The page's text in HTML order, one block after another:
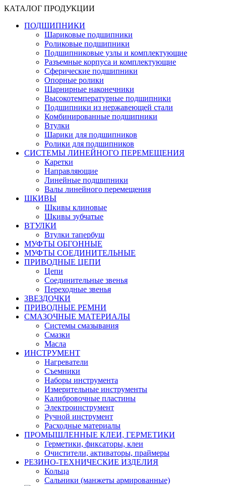
КАТАЛОГ ПРОДУКЦИИ
ПОДШИПНИКИ
Шариковые подшипники
Роликовые подшипники
Подшипниковые узлы и комплектующие
Разъемные корпуса и комплектующие
Сферические подшипники
Опорные ролики
Шарнирные наконечники
Высокотемпературные подшипники
Подшипники из нержавеющей стали
Комбинированные подшипники
Втулки
Шарики для подшипников
Ролики для подшипников
СИСТЕМЫ ЛИНЕЙНОГО ПЕРЕМЕЩЕНИЯ
Каретки
Направляющие
Линейные подшипники
Валы линейного перемещения
ШКИВЫ
Шкивы клиновые
Шкивы зубчатые
ВТУЛКИ
Втулки тапербуш
МУФТЫ ОБГОННЫЕ
МУФТЫ СОЕДИНИТЕЛЬНЫЕ
ПРИВОДНЫЕ ЦЕПИ
Цепи
Соединительные звенья
Переходные звенья
ЗВЕЗДОЧКИ
ПРИВОДНЫЕ РЕМНИ
СМАЗОЧНЫЕ МАТЕРИАЛЫ
Системы смазывания
Смазки
Масла
ИНСТРУМЕНТ
Нагреватели
Съемники
Наборы инструмента
Измерительные инструменты
Калибровочные пластины
Электроинструмент
Ручной инструмент
Расходные материалы
ПРОМЫШЛЕННЫЕ КЛЕИ, ГЕРМЕТИКИ
Герметики, фиксаторы, клеи
Очистители, активаторы, праймеры
РЕЗИНО-ТЕХНИЧЕСКИЕ ИЗДЕЛИЯ
Кольца
Сальники (манжеты армированные)